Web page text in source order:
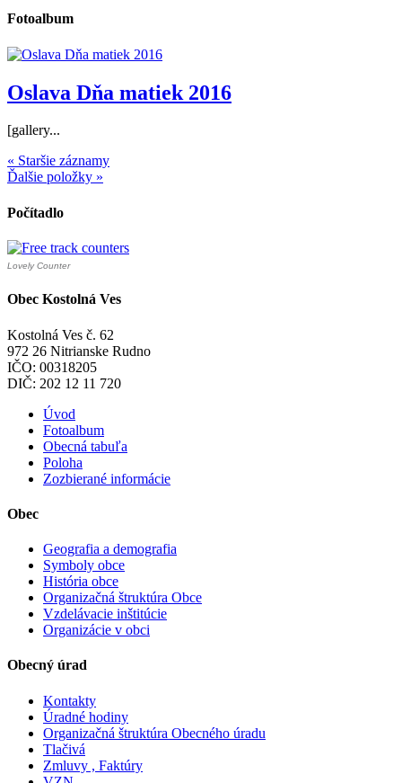
Fotoalbum
Oslava Dňa matiek 2016
[gallery...
« Staršie záznamy
Ďalšie položky »
Počítadlo
Lovely Counter
Obec Kostolná Ves
Kostolná Ves č. 62
972 26 Nitrianske Rudno
IČO: 00318205
DIČ: 202 12 11 720
Úvod
Fotoalbum
Obecná tabuľa
Poloha
Zozbierané informácie
Obec
Geografia a demografia
Symboly obce
História obce
Organizačná štruktúra Obce
Vzdelávacie inštitúcie
Organizácie v obci
Obecný úrad
Kontakty
Úradné hodiny
Organizačná štruktúra Obecného úradu
Tlačivá
Zmluvy , Faktúry